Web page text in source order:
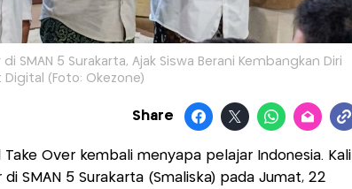
SMAN 5 Surakarta, Ajak Siswa Berani Kembangkan Diri
Digital (Foto: Okezone)
Share
Over kembali menyapa pelajar Indonesia. Kali
SMAN 5 Surakarta (Smaliska) pada Jumat, 22